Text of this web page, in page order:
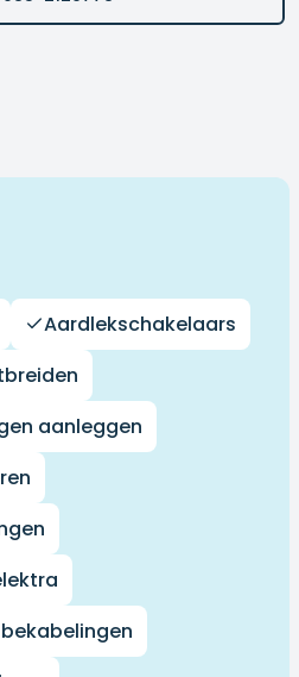
Aardlekschakelaars
aanleggen